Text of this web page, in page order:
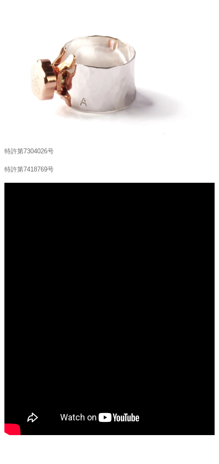
特許第7304026号
特許第7418769号